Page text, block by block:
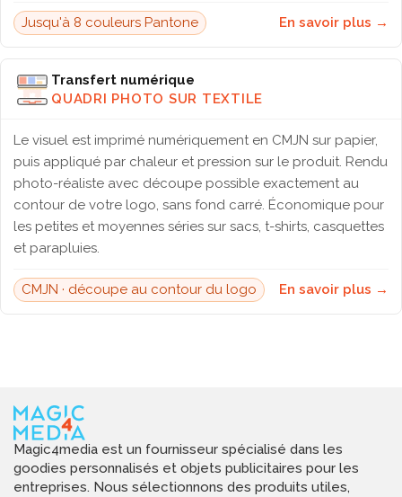
Jusqu'à 8 couleurs Pantone En savoir plus →
Transfert numérique
QUADRI PHOTO SUR TEXTILE
Le visuel est imprimé numériquement en CMJN sur papier,
puis appliqué par chaleur et pression sur le produit. Rendu
photo-réaliste avec découpe possible exactement au
contour de votre logo, sans fond carré. Économique pour
les petites et moyennes séries sur sacs, t-shirts, casquettes
et parapluies.
CMJN · découpe au contour du logo En savoir plus →
Magic4media est un fournisseur spécialisé dans les
goodies personnalisés et objets publicitaires pour les
entreprises. Nous sélectionnons des produits utiles,